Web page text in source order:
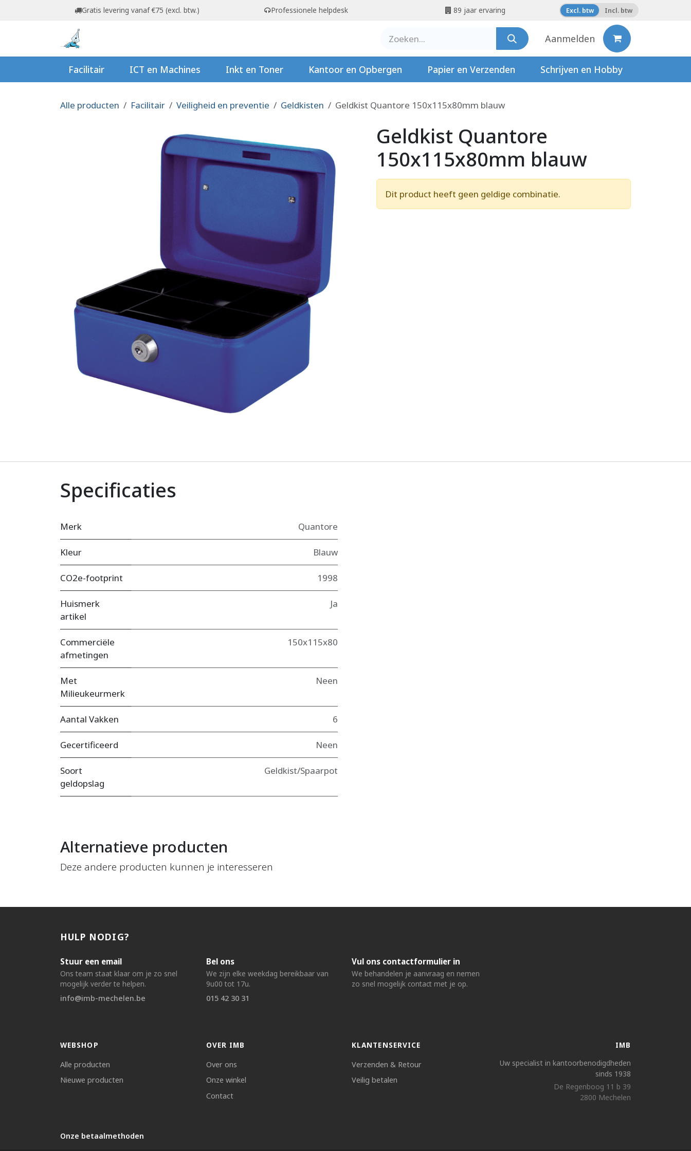
Overslaan naar inhoudGratis levering vanaf €75 (excl. btw.) Professionele helpdesk 89 jaar ervaring Excl. btw Incl. btw
Aanmelden
Facilitair ICT en Machines Inkt en Toner Kantoor en Opbergen Papier en Verzenden Schrijven en Hobby
Alle producten Facilitair Veiligheid en preventie Geldkisten Geldkist Quantore 150x115x80mm blauw
Geldkist Quantore
150x115x80mm blauw
Dit product heeft geen geldige combinatie.
Specificaties
Merk Quantore
Kleur Blauw
CO2e-footprint 1998
Huismerk
artikel
Ja
Commerciële
afmetingen
150x115x80
Met
Milieukeurmerk
Neen
Aantal Vakken 6
Gecertificeerd Neen
Soort
geldopslag
Geldkist/Spaarpot
Alternatieve producten
Deze andere producten kunnen je interesseren
HULP NODIG?
Stuur een email
Ons team staat klaar om je zo snel
mogelijk verder te helpen.
info@imb-mechelen.be
Bel ons
We zijn elke weekdag bereikbaar van
9u00 tot 17u.
015 42 30 31
Vul ons contactformulier in
We behandelen je aanvraag en nemen
zo snel mogelijk contact met je op.
WEBSHOP
Alle producten
Nieuwe producten
OVER IMB
Over ons
Onze winkel
Contact
KLANTENSERVICE
Verzenden & Retour
Veilig betalen
IMB
Uw specialist in kantoorbenodigdheden
sinds 1938
De Regenboog 11 b 39
2800 Mechelen
Onze betaalmethoden